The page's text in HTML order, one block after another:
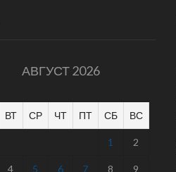
АВГУСТ 2026
ВТ СР ЧТ ПТ СБ ВС
1 2
4 5 6 7 8 9